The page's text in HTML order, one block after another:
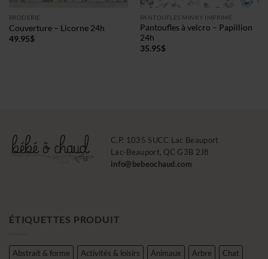
BRODERIE
Couverture – Licorne 24h
49.95$
PANTOUFLES MINKY IMPRIMÉ
Pantoufles à velcro – Papillion
24h
35.95$
C.P. 1035 SUCC Lac Beauport
Lac-Beauport, QC G3B 2J8
info@bebeochaud.com
ÉTIQUETTES PRODUIT
Abstrait & forme Activités & loisirs Animaux Arbre
Chat